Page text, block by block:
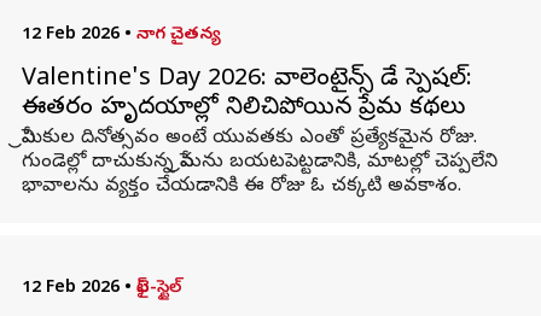
12 Feb 2026 • నాగ చైతన్య
Valentine's Day 2026: వాలెంటైన్స్ డే స్పెషల్:
ఈతరం హృదయాల్లో నిలిచిపోయిన ప్రేమ కథలు
ప్రేమికుల దినోత్సవం అంటే యువతకు ఎంతో ప్రత్యేకమైన రోజు.
గుండెల్లో దాచుకున్న ప్రేమను బయటపెట్టడానికి, మాటల్లో చెప్పలేని
భావాలను వ్యక్తం చేయడానికి ఈ రోజు ఓ చక్కటి అవకాశం.
12 Feb 2026 • లైఫ్-స్టైల్